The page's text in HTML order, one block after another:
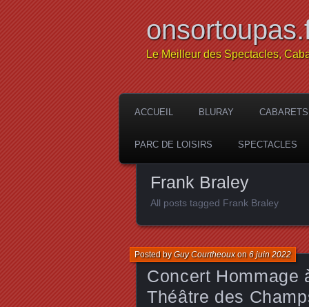
Le Meilleur des Spectacles,
ACCUEIL BLURAY CABARETS
PARC DE LOISIRS SPECTACLES
Frank Braley
All posts tagged Frank Braley
Concert Hommage
Théâtre des
Posted byGuy Courtheouxon6 juin 2022